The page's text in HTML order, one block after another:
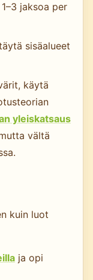
jaksoa per
sisäalueet
käytä
yleiskatsaus
vältä
kuin luot
ja opi